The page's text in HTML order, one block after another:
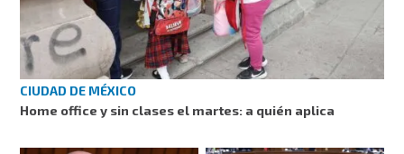
CIUDAD DE MÉXICO
Home office y sin clases el martes: a quién aplica